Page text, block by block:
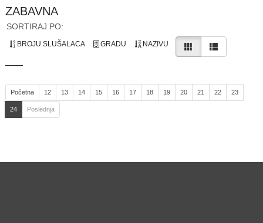
ZABAVNA
SORTIRAJ PO:
BROJU SLUŠALACA GRADU NAZIVU
Početna 12 13 14 15 16 17 18 19 20 21 22 23
24 Poslednja